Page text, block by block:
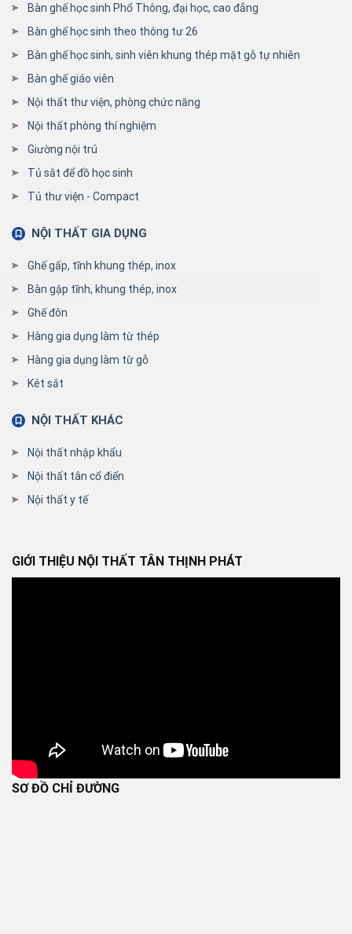
Bàn ghế học sinh Phổ Thông, đại học, cao đẳng
Bàn ghế học sinh theo thông tư 26
Bàn ghế học sinh, sinh viên khung thép mặt gỗ tự nhiên
Bàn ghế giáo viên
Nội thất thư viện, phòng chức năng
Nội thất phòng thí nghiệm
Giường nội trú
Tủ sắt để đồ học sinh
Tủ thư viện - Compact
NỘI THẤT GIA DỤNG
Ghế gấp, tĩnh khung thép, inox
Bàn gập tĩnh, khung thép, inox
Ghế đôn
Hàng gia dụng làm từ thép
Hàng gia dụng làm từ gỗ
Két sắt
NỘI THẤT KHÁC
Nội thất nhập khẩu
Nội thất tân cổ điển
Nội thất y tế
GIỚI THIỆU NỘI THẤT TÂN THỊNH PHÁT
SƠ ĐỒ CHỈ ĐƯỜNG